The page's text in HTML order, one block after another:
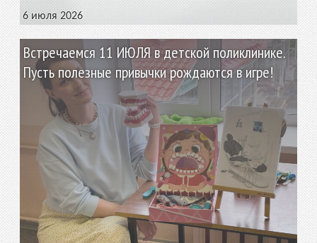
6 июля 2026
Встречаемся 11 ИЮЛЯ в детской поликлинике.
Пусть полезные привычки рождаются в игре!